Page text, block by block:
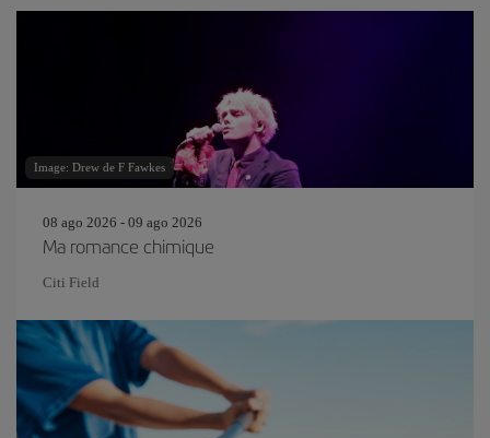
Image: Drew de F Fawkes
08 ago 2026 - 09 ago 2026
Ma romance chimique
Citi Field